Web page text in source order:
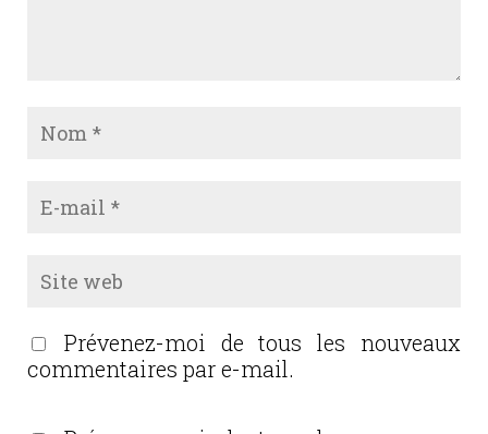
Prévenez-moi de tous les nouveaux
commentaires par e-mail.